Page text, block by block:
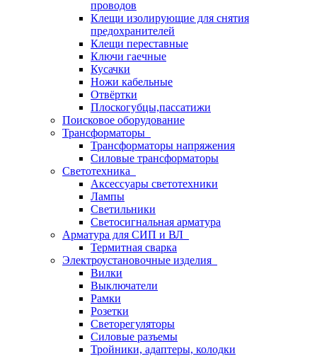
проводов
Клещи изолирующие для снятия
предохранителей
Клещи переставные
Ключи гаечные
Кусачки
Ножи кабельные
Отвёртки
Плоскогубцы,пассатижи
Поисковое оборудование
Трансформаторы
Трансформаторы напряжения
Силовые трансформаторы
Светотехника
Аксессуары светотехники
Лампы
Светильники
Светосигнальная арматура
Арматура для СИП и ВЛ
Термитная сварка
Электроустановочные изделия
Вилки
Выключатели
Рамки
Розетки
Светорегуляторы
Силовые разъемы
Тройники, адаптеры, колодки